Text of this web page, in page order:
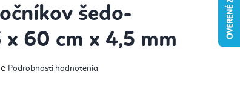
šedo-
x 60 cm x 4,5 mm
Podrobnosti hodnotenia